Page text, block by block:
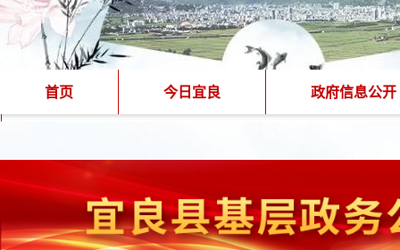
首页 今日宜良 政府信息公开